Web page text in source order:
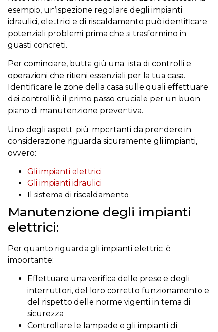
esempio, un’ispezione regolare degli impianti
idraulici, elettrici e di riscaldamento può identificare
potenziali problemi prima che si trasformino in
guasti concreti.
Per cominciare, butta giù una lista di controlli e
operazioni che ritieni essenziali per la tua casa.
Identificare le zone della casa sulle quali effettuare
dei controlli è il primo passo cruciale per un buon
piano di manutenzione preventiva.
Uno degli aspetti più importanti da prendere in
considerazione riguarda sicuramente gli impianti,
ovvero:
Gli impianti elettrici
Gli impianti idraulici
Il sistema di riscaldamento
Manutenzione degli impianti
elettrici:
Per quanto riguarda gli impianti elettrici è
importante:
Effettuare una verifica delle prese e degli
interruttori, del loro corretto funzionamento e
del rispetto delle norme vigenti in tema di
sicurezza
Controllare le lampade e gli impianti di